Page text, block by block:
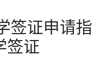
签证申请指
签证